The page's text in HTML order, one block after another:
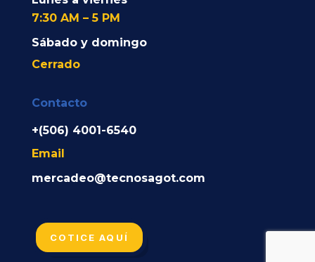
7:30 AM – 5 PM
Sábado y domingo
Cerrado
Contacto
+(506) 4001-6540
Email
mercadeo@tecnosagot.com
COTICE AQUÍ